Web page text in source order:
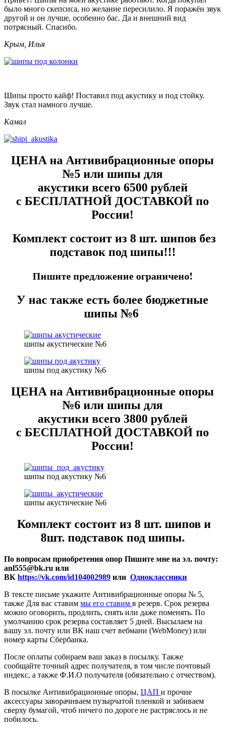
было много скепсиса, но желание пересилило. Я поражён звук
другой и он лучше, особенно бас. Да и внешний вид
потрясный. Спасибо.
Крым, Илья
Шипы просто кайф! Поставил под акустику и под стойку.
Звук стал намного лучше.
Камал
ЦЕНА на Антивибрационные опоры
№5 или шипы для
акустики всего 6500 рублей
с БЕСПЛАТНОЙ ДОСТАВКОЙ по
России!
Комплект состоит из 8 шт. шипов без
подставок под шипы!!!
Пишите предложение ограничено!
У нас также есть более бюджетные
шипы №6
шипы акустические №6
шипы под акустику №6
ЦЕНА на Антивибрационные опоры
№6 или шипы для
акустики всего 3800 рублей
с БЕСПЛАТНОЙ ДОСТАВКОЙ по
России!
шипы под акустику №6
шипы акустические №6
Комплект состоит из 8 шт. шипов и
8шт. подставок под шипы.
По вопросам приобретения опор Пишите мне на эл. почту:
anl555@bk.ru или
ВК https://vk.com/id104002989 или Одноклассники
В тексте письме укажите Антивибрационные опоры № 5,
также Для вас ставим мы его ставим в резерв. Срок резерва
можно оговорить, продлить, снять или даже поменять. По
умолчанию срок резерва составляет 5 дней. Высылаем на
вашу эл. почту или ВК наш счет вебмани (WebMoney) или
номер карты Сбербанка.
После оплаты собираем ваш заказ в посылку. Также
сообщайте точный адрес получателя, в том числе почтовый
индекс, а также Ф.И.О получателя (обязательно с отчеством).
В посылке Антивибрационные опоры, ЦАП и прочие
аксессуары заворачиваем пузырчатой пленкой и забиваем
сверху бумагой, чтоб ничего по дороге не растряслось и не
побилось.